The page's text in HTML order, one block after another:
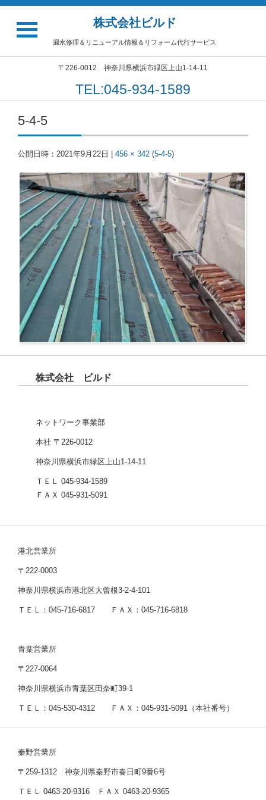
株式会社ビルド
漏水修理＆リニューアル情報＆リフォーム代行サービス
〒226-0012 神奈川県横浜市緑区上山1-14-11
TEL:045-934-1589
5-4-5
公開日時： 2021年9月22日 456 × 342 (5-4-5)
株式会社 ビルド
ネットワーク事業部
本社 〒226-0012
神奈川県横浜市緑区上山1-14-11
ＴＥＬ 045-934-1589
ＦＡＸ 045-931-5091
港北営業所
〒222-0003
神奈川県横浜市港北区大曾根3-2-4-101
ＴＥＬ：045-716-6817 ＦＡＸ：045-716-6818
青葉営業所
〒227-0064
神奈川県横浜市青葉区田奈町39-1
ＴＥＬ：045-530-4312 ＦＡＸ：045-931-5091（本社番号）
秦野営業所
〒259-1312 神奈川県秦野市春日町9番6号
ＴＥＬ 0463-20-9316 ＦＡＸ 0463-20-9365